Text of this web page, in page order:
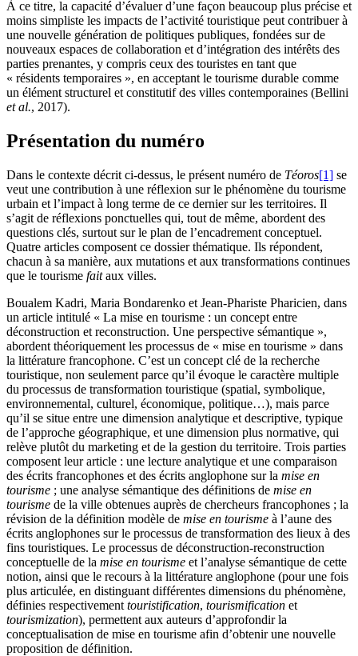
À ce titre, la capacité d’évaluer d’une façon beaucoup plus précise et
moins simpliste les impacts de l’activité touristique peut contribuer à
une nouvelle génération de politiques publiques, fondées sur de
nouveaux espaces de collaboration et d’intégration des intérêts des
parties prenantes, y compris ceux des touristes en tant que
« résidents temporaires », en acceptant le tourisme durable comme
un élément structurel et constitutif des villes contemporaines (Bellini
et al., 2017).
Présentation du numéro
Dans le contexte décrit ci-dessus, le présent numéro de Téoros[1] se
veut une contribution à une réflexion sur le phénomène du tourisme
urbain et l’impact à long terme de ce dernier sur les territoires. Il
s’agit de réflexions ponctuelles qui, tout de même, abordent des
questions clés, surtout sur le plan de l’encadrement conceptuel.
Quatre articles composent ce dossier thématique. Ils répondent,
chacun à sa manière, aux mutations et aux transformations continues
que le tourisme faitaux villes.
Boualem Kadri, Maria Bondarenko et Jean-Phariste Pharicien, dans
un article intitulé « La mise en tourisme : un concept entre
déconstruction et reconstruction. Une perspective sémantique »,
abordent théoriquement les processus de « mise en tourisme » dans
la littérature francophone. C’est un concept clé de la recherche
touristique, non seulement parce qu’il évoque le caractère multiple
du processus de transformation touristique (spatial, symbolique,
environnemental, culturel, économique, politique…), mais parce
qu’il se situe entre une dimension analytique et descriptive, typique
de l’approche géographique, et une dimension plus normative, qui
relève plutôt du marketing et de la gestion du territoire. Trois parties
composent leur article : une lecture analytique et une comparaison
des écrits francophones et des écrits anglophone sur la mise en
tourisme ; une analyse sémantique des définitions de mise en
tourisme de la ville obtenues auprès de chercheurs francophones ; la
révision de la définition modèle de mise en tourisme à l’aune des
écrits anglophones sur le processus de transformation des lieux à des
fins touristiques. Le processus de déconstruction-reconstruction
conceptuelle de la mise en tourisme et l’analyse sémantique de cette
notion, ainsi que le recours à la littérature anglophone (pour une fois
plus articulée, en distinguant différentes dimensions du phénomène,
définies respectivement touristification, tourismification et
tourismization), permettent aux auteurs d’approfondir la
conceptualisation de mise en tourisme afin d’obtenir une nouvelle
proposition de définition.